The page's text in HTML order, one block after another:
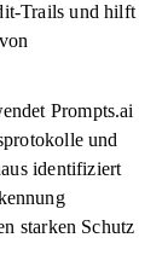
Trails und hilft
Prompts.ai
und
identifiziert
starken Schutz